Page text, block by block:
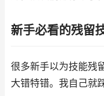
新手必看的残留
很多新手以为技能残
大错特错。我自己就